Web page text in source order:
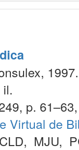
1997.
p.
Virtual de
CLD, MJU,